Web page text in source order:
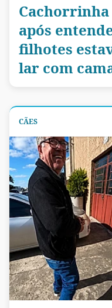
após
filhotes
lar com
CÃES